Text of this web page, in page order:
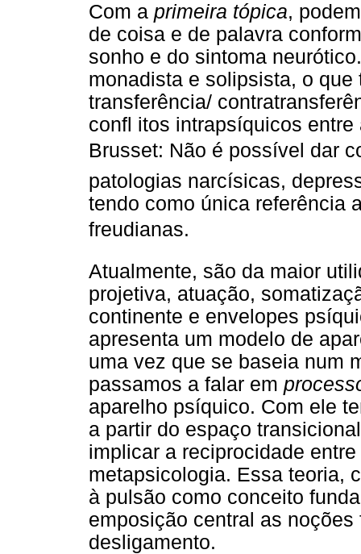
Com a primeira tópica,
de coisa e de palavra
sonho e do sintoma
monadista e solipsista, o
transferência/
confl itos intrapsíquicos
Brusset: Não é possível dar
patologias narcísicas,
tendo como única referência
freudianas.
Atualmente, são da maior
projetiva, atuação,
continente e envelopes
apresenta um modelo de
uma vez que se baseia num
passamos a falar em
aparelho psíquico. Com ele
a partir do espaço
implicar a reciprocidade
metapsicologia. Essa teoria,
à pulsão como conceito
emposição central as
desligamento.